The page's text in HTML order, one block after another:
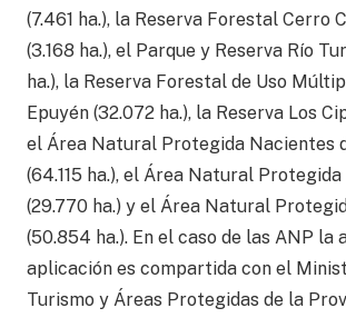
(7.461 ha.), la Reserva Forestal Cerro
(3.168 ha.), el Parque y Reserva Río
ha.), la Reserva Forestal de Uso
Epuyén (32.072 ha.), la Reserva Los
el Área Natural Protegida Nacientes
(64.115 ha.), el Área Natural
(29.770 ha.) y el Área Natural
(50.854 ha.). En el caso de las ANP la
aplicación es compartida con el
Turismo y Áreas Protegidas de la